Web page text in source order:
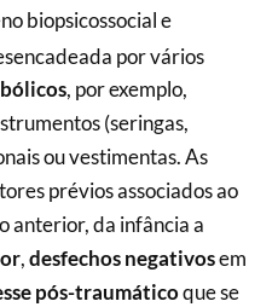
biopsicossocial e
por vários
, por exemplo,
(seringas,
ou vestimentas. As
prévios associados ao
anterior, da infância a
,desfechos negativosem
pós-traumáticoque se